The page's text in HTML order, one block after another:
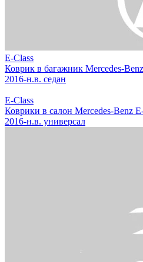
E-Class
Коврик в багажник Mercedes-
2016-н.в. седан
E-Class
Коврики в салон Mercedes-Benz
2016-н.в. универсал